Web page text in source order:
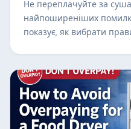
Не переплачуйте за
найпоширеніших
показує, як вибрати
допомагаючи вам
збільшити ваші прибутки.